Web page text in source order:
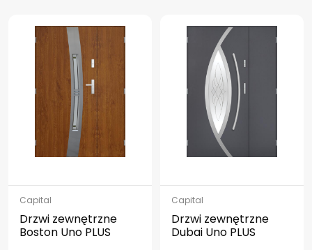
Capital
Drzwi zewnętrzne
Boston Uno PLUS
Capital
Drzwi zewnętrzne
Dubai Uno PLUS